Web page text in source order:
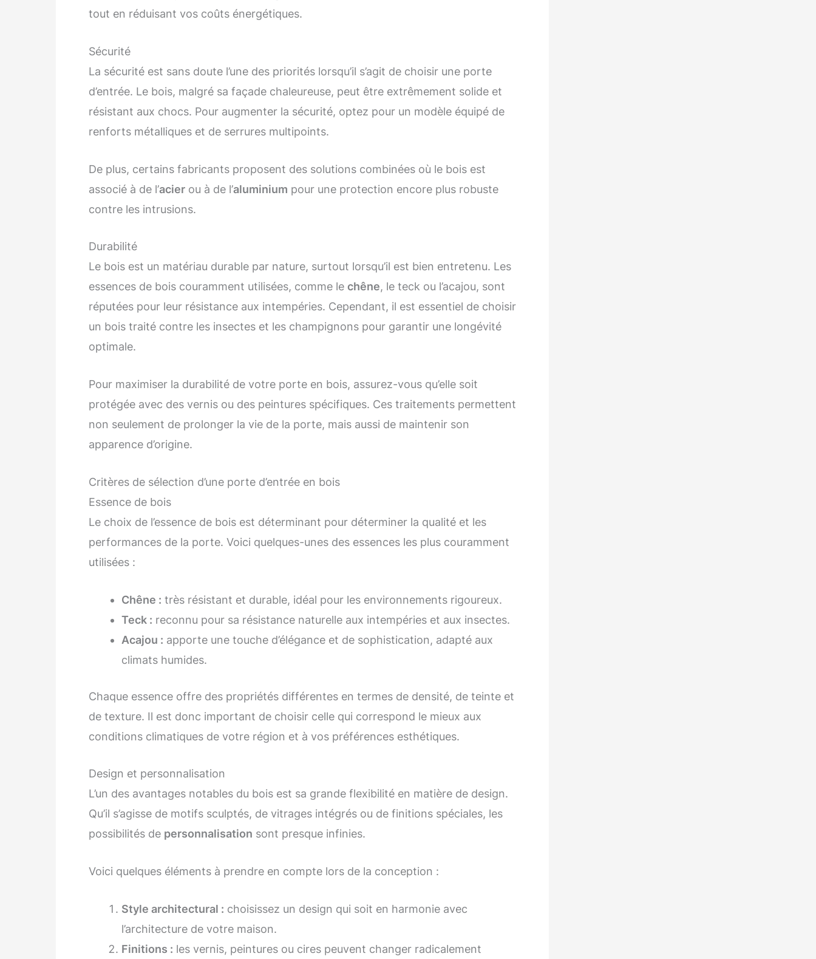
tout en réduisant vos coûts énergétiques.
Sécurité
La sécurité est sans doute l’une des priorités lorsqu’il s’agit de choisir une porte
d’entrée. Le bois, malgré sa façade chaleureuse, peut être extrêmement solide et
résistant aux chocs. Pour augmenter la sécurité, optez pour un modèle équipé de
renforts métalliques et de serrures multipoints.
De plus, certains fabricants proposent des solutions combinées où le bois est
associé à de l’acier ou à de l’aluminium pour une protection encore plus robuste
contre les intrusions.
Durabilité
Le bois est un matériau durable par nature, surtout lorsqu’il est bien entretenu. Les
essences de bois couramment utilisées, comme le chêne, le teck ou l’acajou, sont
réputées pour leur résistance aux intempéries. Cependant, il est essentiel de choisir
un bois traité contre les insectes et les champignons pour garantir une longévité
optimale.
Pour maximiser la durabilité de votre porte en bois, assurez-vous qu’elle soit
protégée avec des vernis ou des peintures spécifiques. Ces traitements permettent
non seulement de prolonger la vie de la porte, mais aussi de maintenir son
apparence d’origine.
Critères de sélection d’une porte d’entrée en bois
Essence de bois
Le choix de l’essence de bois est déterminant pour déterminer la qualité et les
performances de la porte. Voici quelques-unes des essences les plus couramment
utilisées :
Chêne : très résistant et durable, idéal pour les environnements rigoureux.
Teck : reconnu pour sa résistance naturelle aux intempéries et aux insectes.
Acajou : apporte une touche d’élégance et de sophistication, adapté aux
climats humides.
Chaque essence offre des propriétés différentes en termes de densité, de teinte et
de texture. Il est donc important de choisir celle qui correspond le mieux aux
conditions climatiques de votre région et à vos préférences esthétiques.
Design et personnalisation
L’un des avantages notables du bois est sa grande flexibilité en matière de design.
Qu’il s’agisse de motifs sculptés, de vitrages intégrés ou de finitions spéciales, les
possibilités de personnalisation sont presque infinies.
Voici quelques éléments à prendre en compte lors de la conception :
Style architectural : choisissez un design qui soit en harmonie avec
l’architecture de votre maison.
Finitions : les vernis, peintures ou cires peuvent changer radicalement